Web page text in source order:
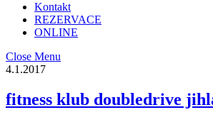
Kontakt
REZERVACE
ONLINE
Close Menu
4.1.2017
fitness klub doubledrive